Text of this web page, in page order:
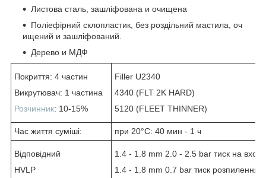
Листова сталь, зашліфована и очищена
Поліефірний склопластик, без роздільний мастила, оч
ищений и зашліфований.
Дерево и МДФ
Покриття: 4 частин
Викрутювач: 1 частина
Розчинник: 10-15%
Filler U2340
4340 (FLT 2K HARD)
5120 (FLEET THINNER)
Час життя суміші: при 20°C: 40 мин - 1 ч
Відповідний
HVLP
1.4 - 1.8 mm 2.0 - 2.5 bar тиск на вході
1.4 - 1.8 mm 0.7 bar тиск розпилення